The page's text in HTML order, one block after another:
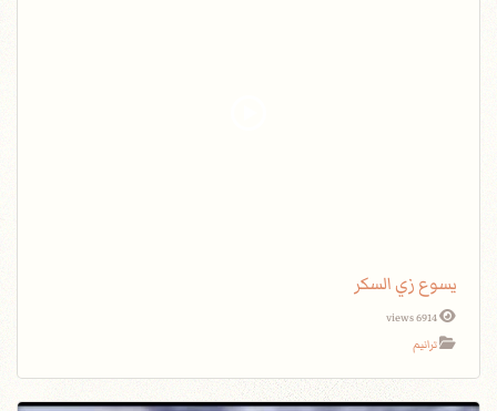
يسوع زي السكر
6914 views
ترانيم